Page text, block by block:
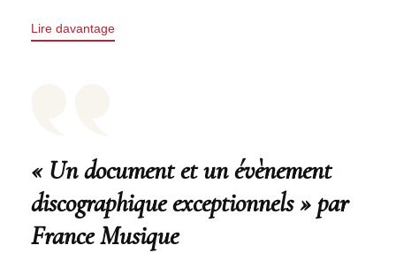
Lire davantage
« Un document et un évènement
discographique exceptionnels » par
France Musique